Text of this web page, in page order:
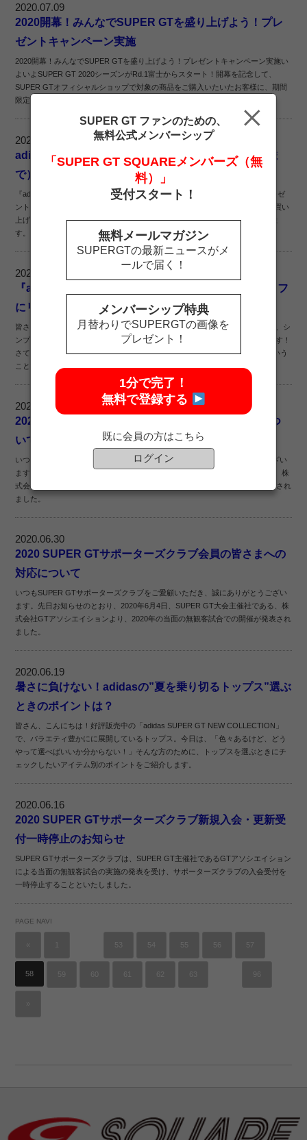
2020.07.09
2020開幕！みんなでSUPER GTを盛り上げよう！プレ
ゼントキャンペーン実施
2020開幕！みんなでSUPER GTを盛り上げよう！プレゼントキャンペーン実施い
よいよSUPER GT 2020シーズンがRd.1富士からスタート！開幕を記念して、
SUPER GTオフィシャルショップで対象の商品をご購入いたいたお客様に、期間
限定で『SUPER GTボールペン』...
2020.07.06
adidasフェア開催！（プレゼント実施期間 7月31日ま
で）
『adidas SUPER GT NEW COLLECTION』ご好評につき、期間限定 特別プレゼ
ントキャンペーン実施！！期間中、adidas商品8,000円（税込）以上を含むお買い
上げにつき、人気のadidas3ストライプスジムサックを1点プレゼントいたしま
す。
2020.07.03
『adidasバックパック30L』実際に使っているスタッフ
にリアルな感想を聞いてみた
皆さんこんにちは！今回は、adidas SUPER GT NEW COLLECTIONの中から、シ
ンプルなデザインで使い勝手抜群の「adidasバックパック30L」をご紹介します！
さて、実はこのバックパック、SQUAREスタッフも昨年から愛用しているという
ことで、ご購入を検討されているお客様...
2020.06.30
2020クレデンシャルパスご購入の皆さまへの対応につ
いて
いつもSUPER GTサポーターズクラブをご愛顧いただき、誠にありがとうござい
ます。先日お知らせのとおり、2020年6月4日、SUPER GT大会主催社である、株
式会社GTアソシエイションより、2020年の当面の無観客試合での開催が発表され
ました。
2020.06.30
2020 SUPER GTサポーターズクラブ会員の皆さまへの
対応について
いつもSUPER GTサポーターズクラブをご愛顧いただき、誠にありがとうござい
ます。先日お知らせのとおり、2020年6月4日、SUPER GT大会主催社である、株
式会社GTアソシエイションより、2020年の当面の無観客試合での開催が発表され
ました。
2020.06.19
暑さに負けない！adidasの”夏を乗り切るトップス”選ぶ
ときのポイントは？
皆さん、こんにちは！好評販売中の「adidas SUPER GT NEW COLLECTION」
で、バラエティ豊かにに展開しているトップス。今日は、「色々あるけど、どう
やって選べばいいか分からない！」そんな方のために、トップスを選ぶときにチ
ェックしたいアイテム別のポイントをご紹介します。
2020.06.16
2020 SUPER GTサポーターズクラブ新規入会・更新受
付一時停止のお知らせ
SUPER GTサポーターズクラブは、SUPER GT主催社であるGTアソシエイション
による当面の無観客試合の実施の発表を受け、サポーターズクラブの入会受付を
一時停止することといたしました。
PAGE NAVI
« 53 54 55 56 57
58 59 63
»
SUPER GT ファンのための、
無料公式メンバーシップ
「SUPER GT SQUAREメンバーズ（無
料）」
受付スタート！
無料メールマガジン
SUPERGTの最新ニュースがメ
ールで届く！
メンバーシップ特典
月替わりでSUPERGTの画像を
プレゼント！
1分で完了！
無料で登録する
既に会員の方はこちら
ログイン